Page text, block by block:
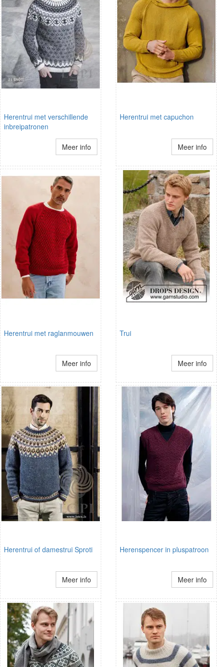
Herentrui met verschillende
inbreipatronen
Meer info
Herentrui met capuchon
Meer info
Herentrui met raglanmouwen
Meer info
Trui
Meer info
Herentrui of damestrui Sproti
Meer info
Herenspencer in pluspatroon
Meer info